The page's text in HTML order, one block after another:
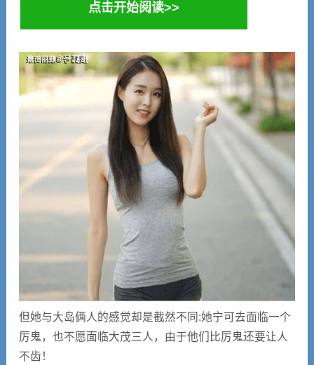
点击开始阅读>>
但她与大岛俩人的感觉却是截然不同:她宁可去面临一个
厉鬼，也不愿面临大茂三人，由于他们比厉鬼还要让人
不齿！